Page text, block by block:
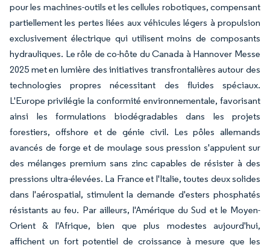
pour les machines-outils et les cellules robotiques, compensant
partiellement les pertes liées aux véhicules légers à propulsion
exclusivement électrique qui utilisent moins de composants
hydrauliques. Le rôle de co-hôte du Canada à Hannover Messe
2025 met en lumière des initiatives transfrontalières autour des
technologies propres nécessitant des fluides spéciaux.
L'Europe privilégie la conformité environnementale, favorisant
ainsi les formulations biodégradables dans les projets
forestiers, offshore et de génie civil. Les pôles allemands
avancés de forge et de moulage sous pression s'appuient sur
des mélanges premium sans zinc capables de résister à des
pressions ultra-élevées. La France et l'Italie, toutes deux solides
dans l'aérospatial, stimulent la demande d'esters phosphatés
résistants au feu. Par ailleurs, l'Amérique du Sud et le Moyen-
Orient & l'Afrique, bien que plus modestes aujourd'hui,
affichent un fort potentiel de croissance à mesure que les